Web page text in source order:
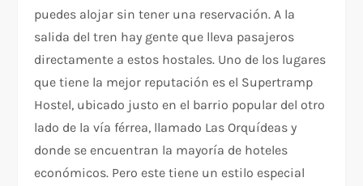
puedes alojar sin tener una reservación. A la
salida del tren hay gente que lleva pasajeros
directamente a estos hostales. Uno de los lugares
que tiene la mejor reputación es el Supertramp
Hostel, ubicado justo en el barrio popular del otro
lado de la vía férrea, llamado Las Orquídeas y
donde se encuentran la mayoría de hoteles
económicos. Pero este tiene un estilo especial